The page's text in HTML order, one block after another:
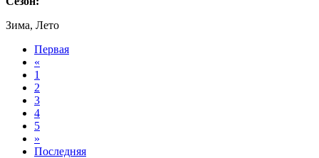
Зима, Лето
Первая
«
1
2
3
4
5
»
Последняя